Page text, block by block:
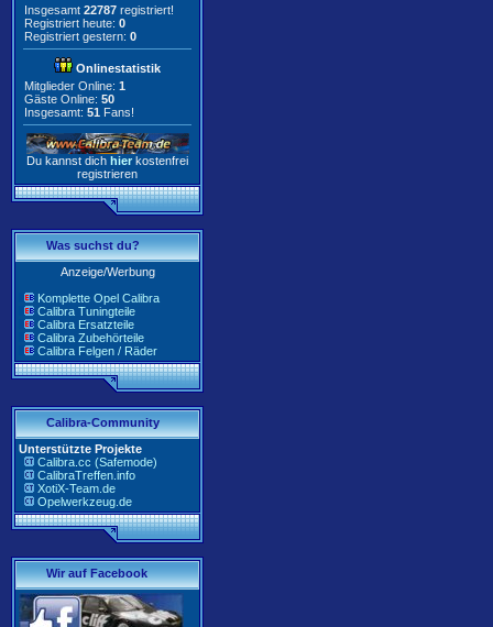
Insgesamt 22787 registriert!
Registriert heute: 0
Registriert gestern: 0
Onlinestatistik
Mitglieder Online: 1
Gäste Online: 50
Insgesamt: 51 Fans!
Du kannst dich hier kostenfrei
registrieren
Was suchst du?
Anzeige/Werbung
Komplette Opel Calibra
Calibra Tuningteile
Calibra Ersatzteile
Calibra Zubehörteile
Calibra Felgen / Räder
Calibra-Community
Unterstützte Projekte
Calibra.cc (Safemode)
CalibraTreffen.info
XotiX-Team.de
Opelwerkzeug.de
Wir auf Facebook